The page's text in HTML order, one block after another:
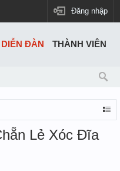
Đăng nhập
Lẻ Xóc Đĩa
DIỄN ĐÀN THÀNH VIÊN